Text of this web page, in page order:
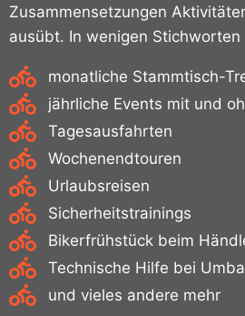
Zusammensetzungen
ausübt. In wenigen Stichworten
monatliche Stammtisch-
jährliche Events mit und
Tagesausfahrten
Wochenendtouren
Urlaubsreisen
Sicherheitstrainings
Bikerfrühstück beim
Technische Hilfe bei
und vieles andere mehr